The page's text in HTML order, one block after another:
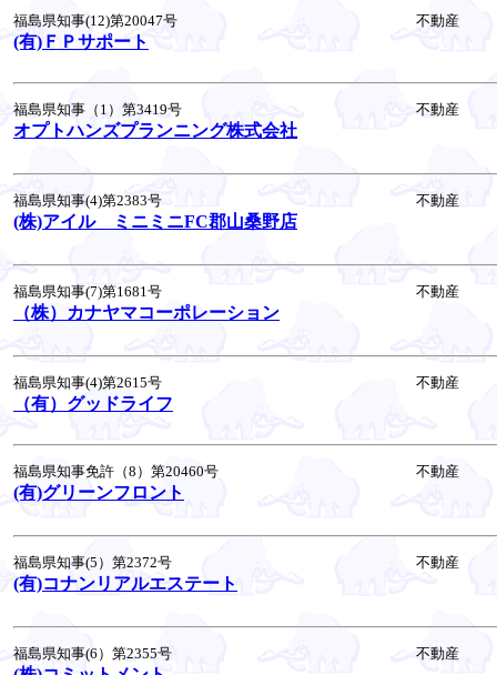
福島県知事(12)第20047号
(有)ＦＰサポート
不動産
福島県知事（1）第3419号
オプトハンズプランニング株式会社
不動産
福島県知事(4)第2383号
(株)アイル ミニミニFC郡山桑野店
不動産
福島県知事(7)第1681号
（株）カナヤマコーポレーション
不動産
福島県知事(4)第2615号
（有）グッドライフ
不動産
福島県知事免許（8）第20460号
(有)グリーンフロント
不動産
福島県知事(5）第2372号
(有)コナンリアルエステート
不動産
福島県知事(6）第2355号 不動産